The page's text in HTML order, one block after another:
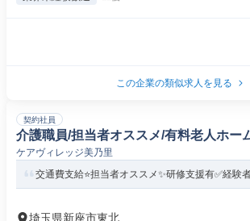
この企業の類似求人を見る
契約社員
介護職員/担当者オススメ/有料老人ホー
ケアヴィレッジ美乃里
交通費支給⭐️担当者オススメ✨研修支援有✅️経験
埼玉県新座市東北